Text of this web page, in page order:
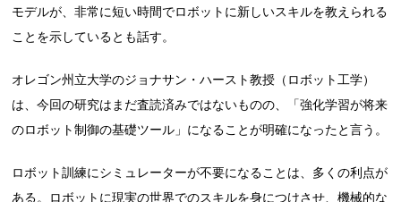
モデルが、非常に短い時間でロボットに新しいスキルを教えられる
ことを示しているとも話す。
オレゴン州立大学のジョナサン・ハースト教授（ロボット工学）
は、今回の研究はまだ査読済みではないものの、「強化学習が将来
のロボット制御の基礎ツール」になることが明確になったと言う。
ロボット訓練にシミュレーターが不要になることは、多くの利点が
ある。ロボットに現実の世界でのスキルを身につけさせ、機械的な